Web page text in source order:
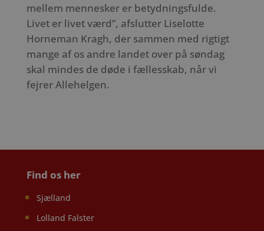
mellem mennesker er betydningsfulde.
Livet er livet værd”, afslutter Liselotte
Horneman Kragh, der sammen med rigtigt
mange af os andre landet over på søndag
skal mindes de døde i fællesskab, når vi
fejrer Allehelgen.
Find os her
Sjælland
Lolland Falster